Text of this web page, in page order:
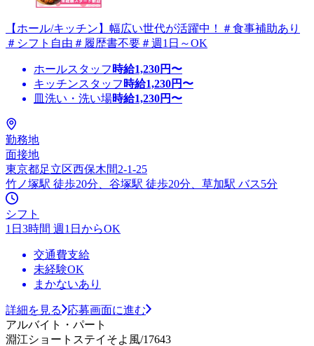
【ホール/キッチン】幅広い世代が活躍中！＃食事補助あり
＃シフト自由＃履歴書不要＃週1日～OK
ホールスタッフ 時給1,230円〜
キッチンスタッフ 時給1,230円〜
皿洗い・洗い場時給1,230円〜
勤務地
面接地
東京都足立区西保木間2-1-25
竹ノ塚駅 徒歩20分、谷塚駅 徒歩20分、草加駅 バス5分
シフト
1日3時間 週1日からOK
交通費支給
未経験OK
まかないあり
詳細を見る
応募画面に進む
アルバイト・パート
淵江ショートステイそよ風/17643